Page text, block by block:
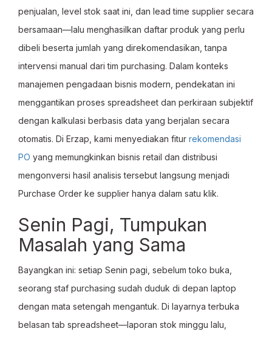
penjualan, level stok saat ini, dan lead time supplier secara
bersamaan—lalu menghasilkan daftar produk yang perlu
dibeli beserta jumlah yang direkomendasikan, tanpa
intervensi manual dari tim purchasing. Dalam konteks
manajemen pengadaan bisnis modern, pendekatan ini
menggantikan proses spreadsheet dan perkiraan subjektif
dengan kalkulasi berbasis data yang berjalan secara
otomatis. Di Erzap, kami menyediakan fitur rekomendasi
PO yang memungkinkan bisnis retail dan distribusi
mengonversi hasil analisis tersebut langsung menjadi
Purchase Order ke supplier hanya dalam satu klik.
Senin Pagi, Tumpukan
Masalah yang Sama
Bayangkan ini: setiap Senin pagi, sebelum toko buka,
seorang staf purchasing sudah duduk di depan laptop
dengan mata setengah mengantuk. Di layarnya terbuka
belasan tab spreadsheet—laporan stok minggu lalu,